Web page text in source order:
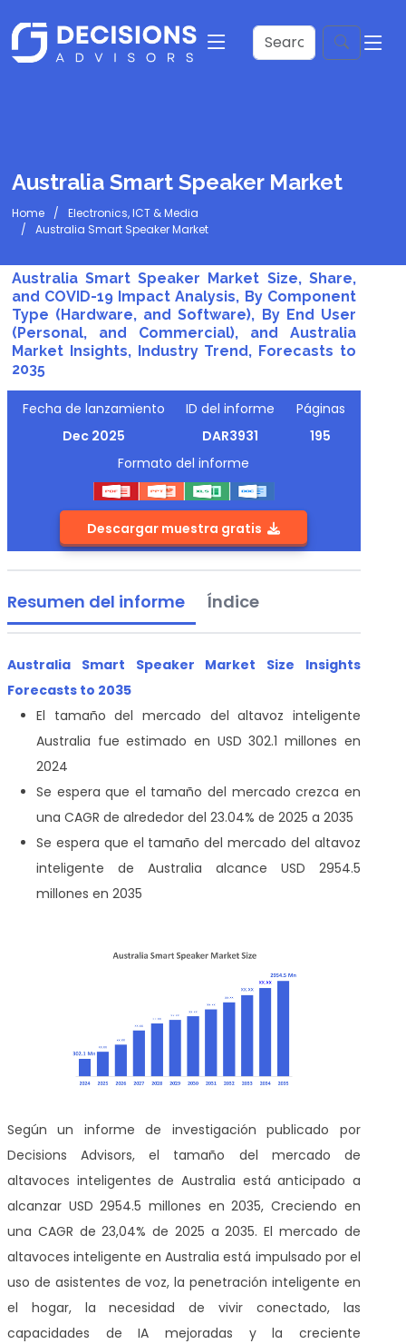
Australia Smart Speaker Market
Home
Electronics, ICT & Media
Australia Smart Speaker Market
Australia Smart Speaker Market Size, Share,
and COVID-19 Impact Analysis, By Component
Type (Hardware, and Software), By End User
(Personal, and Commercial), and Australia
Market Insights, Industry Trend, Forecasts to
2035
Fecha de lanzamiento
Dec 2025
ID del informe
DAR3931
Páginas
195
Formato del informe
Descargar muestra gratis
Resumen del informe Índice
Australia Smart Speaker Market Size Insights
Forecasts to 2035
El tamaño del mercado del altavoz inteligente
Australia fue estimado en USD 302.1 millones en
2024
Se espera que el tamaño del mercado crezca en
una CAGR de alrededor del 23.04% de 2025 a 2035
Se espera que el tamaño del mercado del altavoz
inteligente de Australia alcance USD 2954.5
millones en 2035
Según un informe de investigación publicado por
Decisions Advisors, el tamaño del mercado de
altavoces inteligentes de Australia está anticipado a
alcanzar USD 2954.5 millones en 2035, Creciendo en
una CAGR de 23,04% de 2025 a 2035. El mercado de
altavoces inteligente en Australia está impulsado por el
uso de asistentes de voz, la penetración inteligente en
el hogar, la necesidad de vivir conectado, las
capacidades de IA mejoradas y la creciente